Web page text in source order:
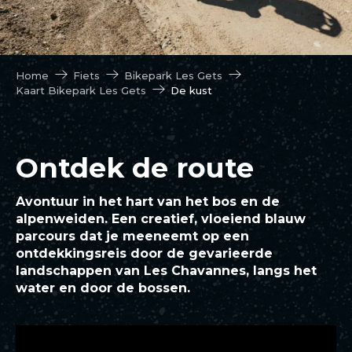
Home Fiets
Bikepark Les Gets
Kaart Bikepark Les Gets
De kust
Ontdek de route
Avontuur in het hart van het bos en de
alpenweiden. Een creatief, vloeiend blauw
parcours dat je meeneemt op een
ontdekkingsreis door de gevarieerde
landschappen van Les Chavannes, langs het
water en door de bossen.